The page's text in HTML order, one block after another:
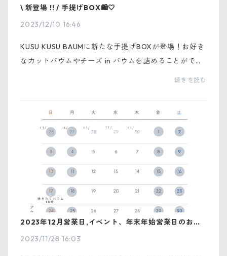
\ 新登場 !! / 手提げBOX🛍️🤍
2023/12/10 16:46
KUSU KUSU BAUMに新たな手提げBOXが登場！お好き
なカットバウムやチーズ in バウムを詰めることができ
続きを読む
2023年12月営業日,イベント、年末年始営業日のお知
2023/11/28 16:03